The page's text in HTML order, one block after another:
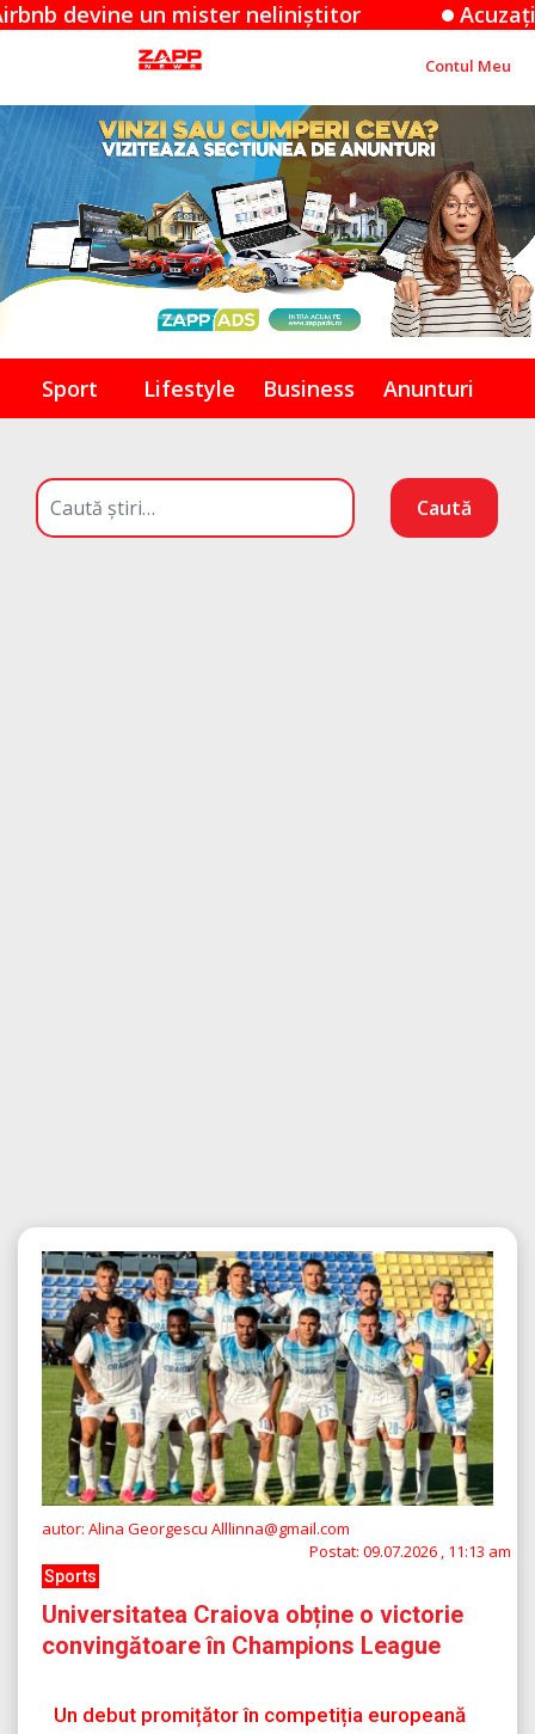
un mister neliniștitor Acuzațiile
Contul Meu
Sport Lifestyle Business Anunturi
Caută
autor: Alina Georgescu Alllinna@gmail.com
Postat: 09.07.2026 , 11:13 am
Sports
Universitatea Craiova obține o victorie
convingătoare în Champions League
Un debut promițător în competiția europeană